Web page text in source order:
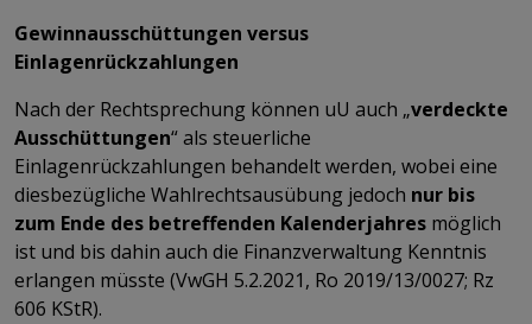
Gewinnausschüttungen versus
Einlagenrückzahlungen
Nach der Rechtsprechung können uU auch „verdeckte
Ausschüttungen“ als steuerliche
Einlagenrückzahlungen behandelt werden, wobei eine
diesbezügliche Wahlrechtsausübung jedoch nur bis
zum Ende des betreffenden Kalenderjahres möglich
ist und bis dahin auch die Finanzverwaltung Kenntnis
erlangen müsste (VwGH 5.2.2021, Ro 2019/13/0027; Rz
606 KStR).